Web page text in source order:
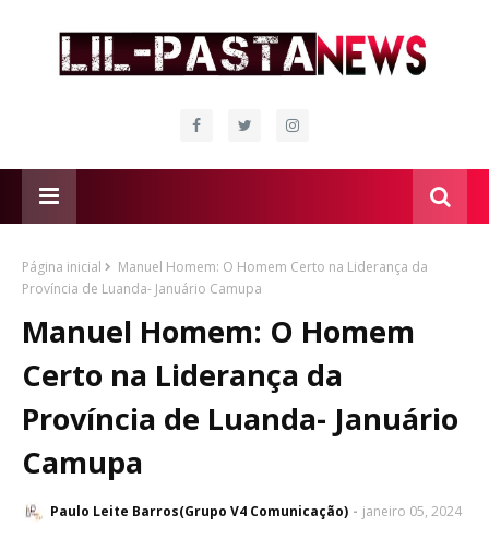
Página inicial
Manuel Homem: O Homem Certo na Liderança da
Província de Luanda- Januário Camupa
Manuel Homem: O Homem
Certo na Liderança da
Província de Luanda- Januário
Camupa
Paulo Leite Barros(Grupo V4 Comunicação) janeiro 05, 2024